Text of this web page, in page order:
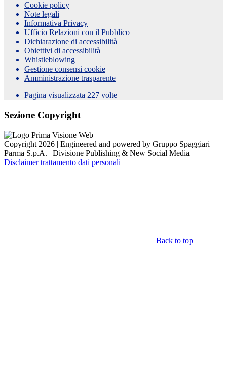
Cookie policy
Note legali
Informativa Privacy
Ufficio Relazioni con il Pubblico
Dichiarazione di accessibilità
Obiettivi di accessibilità
Whistleblowing
Gestione consensi cookie
Amministrazione trasparente
Pagina visualizzata 227 volte
Sezione Copyright
Copyright 2026 | Engineered and powered by Gruppo Spaggiari
Parma S.p.A. | Divisione Publishing & New Social Media
Disclaimer trattamento dati personali
Back to top